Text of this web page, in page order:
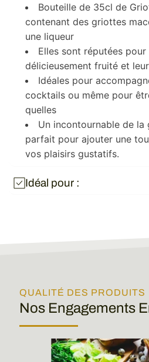
Bouteille de 35cl de
contenant des griottes
une liqueur
Elles sont réputées
délicieusement fruité et
Idéales pour
cocktails ou même pour
quelles
Un incontournable de la
parfait pour ajouter une
vos plaisirs gustatifs.
Idéal pour :
QUALITÉ DES PRODUITS
Nos Engagements